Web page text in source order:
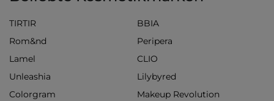
TIRTIR
BBIA
Rom&nd
Peripera
Lamel
CLIO
Unleashia
Lilybyred
Colorgram
Makeup Revolution